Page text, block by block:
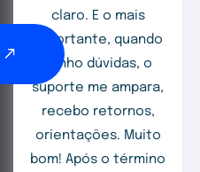
claro. E o mais
importante, quando
tenho dúvidas, o
suporte me ampara,
recebo retornos,
orientações. Muito
bom! Após o término